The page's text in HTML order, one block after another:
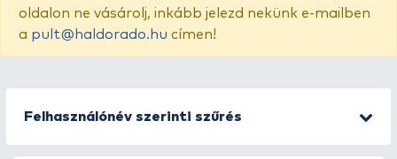
oldalon ne vásárolj, inkább jelezd nekünk e-mailben
a pult@haldorado.hu címen!
Felhasználónév szerinti szűrés